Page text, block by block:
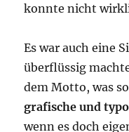
konnte nicht
Es war auch eine
überflüssig
dem Motto, was
grafische und
wenn es doch